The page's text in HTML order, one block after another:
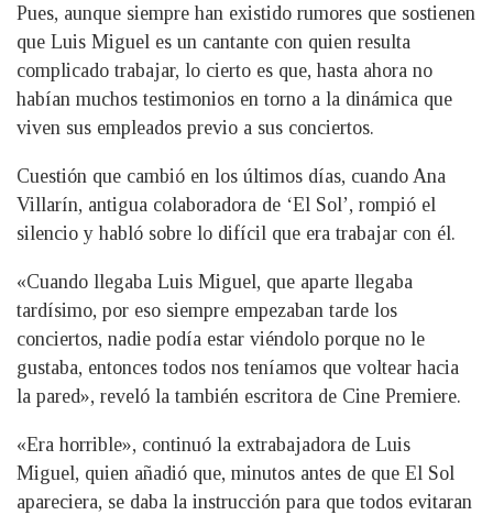
Pues, aunque siempre han existido rumores que sostienen
que Luis Miguel es un cantante con quien resulta
complicado trabajar, lo cierto es que, hasta ahora no
habían muchos testimonios en torno a la dinámica que
viven sus empleados previo a sus conciertos.
Cuestión que cambió en los últimos días, cuando Ana
Villarín, antigua colaboradora de ‘El Sol’, rompió el
silencio y habló sobre lo difícil que era trabajar con él.
«Cuando llegaba Luis Miguel, que aparte llegaba
tardísimo, por eso siempre empezaban tarde los
conciertos, nadie podía estar viéndolo porque no le
gustaba, entonces todos nos teníamos que voltear hacia
la pared», reveló la también escritora de Cine Premiere.
«Era horrible», continuó la extrabajadora de Luis
Miguel, quien añadió que, minutos antes de que El Sol
apareciera, se daba la instrucción para que todos evitaran